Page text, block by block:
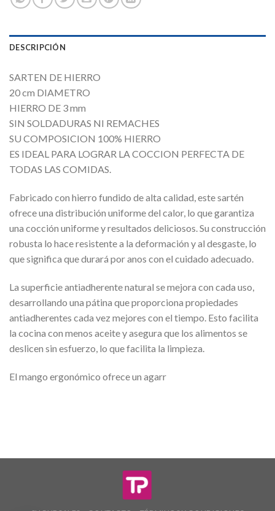
DESCRIPCIÓN
SARTEN DE HIERRO
20 cm DIAMETRO
HIERRO DE 3 mm
SIN SOLDADURAS NI REMACHES
SU COMPOSICION 100% HIERRO
ES IDEAL PARA LOGRAR LA COCCION PERFECTA DE
TODAS LAS COMIDAS.
Fabricado con hierro fundido de alta calidad, este sartén
ofrece una distribución uniforme del calor, lo que garantiza
una cocción uniforme y resultados deliciosos. Su construcción
robusta lo hace resistente a la deformación y al desgaste, lo
que significa que durará por anos con el cuidado adecuado.
La superficie antiadherente natural se mejora con cada uso,
desarrollando una pátina que proporciona propiedades
antiadherentes cada vez mejores con el tiempo. Esto facilita
la cocina con menos aceite y asegura que los alimentos se
deslicen sin esfuerzo, lo que facilita la limpieza.
El mango ergonómico ofrece un agarr